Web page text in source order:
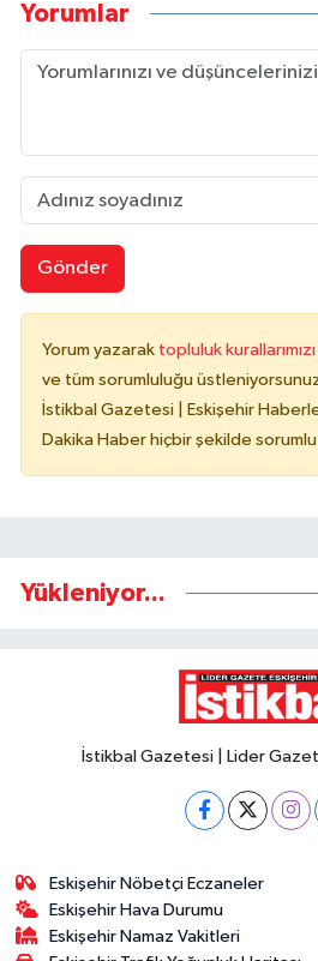
Yorumlar
Gönder
Yorum yazarak topluluk kurallarımızı
ve tüm sorumluluğu
İstikbal Gazetesi | Eskişehir
Dakika Haber hiçbir şekilde
Yükleniyor...
İstikbal Gazetesi | Lider
Eskişehir Nöbetçi Eczaneler
Eskişehir Hava Durumu
Eskişehir Namaz Vakitleri